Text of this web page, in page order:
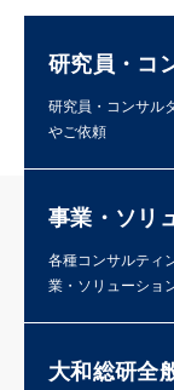
研究員・コ
研究員・コンサル
やご依頼
事業・ソリ
各種コンサルティ
業・ソリューショ
大和総研全